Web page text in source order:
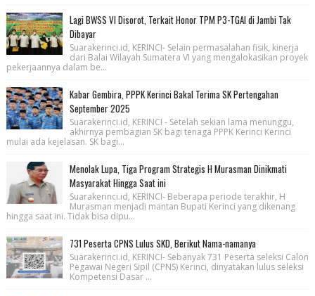
Lagi BWSS VI Disorot, Terkait Honor TPM P3-TGAI di Jambi Tak
Dibayar
Suarakerinci.id, KERINCI- Selain permasalahan fisik, kinerja
dari Balai Wilayah Sumatera VI yang mengalokasikan proyek
pekerjaannya dalam be...
Kabar Gembira, PPPK Kerinci Bakal Terima SK Pertengahan
September 2025
Suarakerinci.id, KERINCI - Setelah sekian lama menunggu,
akhirnya pembagian SK bagi tenaga PPPK Kerinci Kerinci
mulai ada kejelasan. SK bagi...
Menolak Lupa, Tiga Program Strategis H Murasman Dinikmati
Masyarakat Hingga Saat ini
Suarakerinci.id, KERINCI- Beberapa periode terakhir, H
Murasman menjadi mantan Bupati Kerinci yang dikenang
hingga saat ini. Tidak bisa dipu...
731 Peserta CPNS Lulus SKD, Berikut Nama-namanya
Suarakerinci.id, KERINCI- Sebanyak 731 Peserta seleksi Calon
Pegawai Negeri Sipil (CPNS) Kerinci, dinyatakan lulus seleksi
Kompetensi Dasar ...